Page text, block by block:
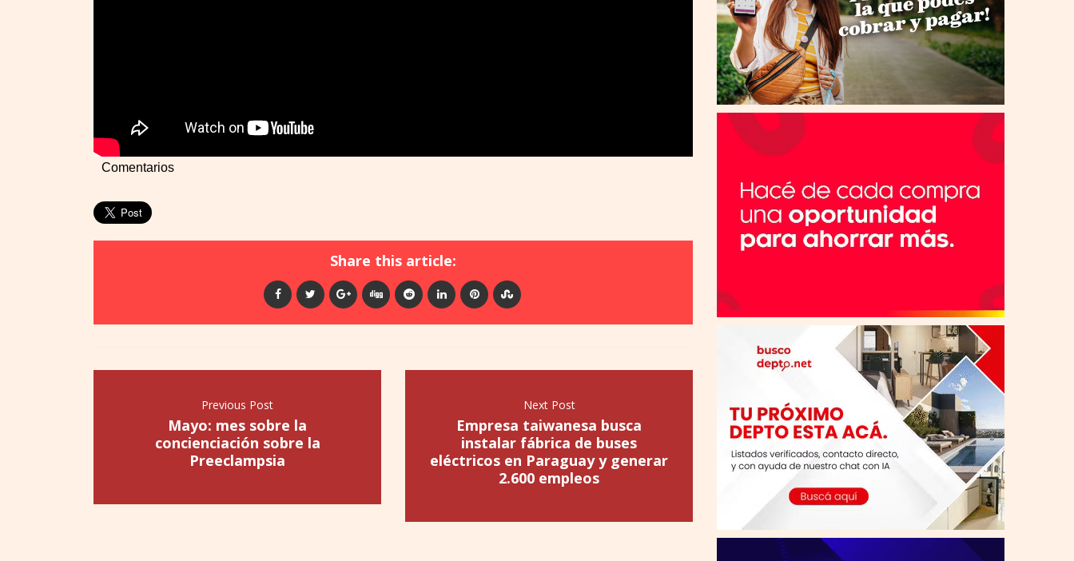
Comentarios
Share this article:
Previous Post
Mayo: mes sobre la
concienciación sobre la
Preeclampsia
Next Post
Empresa taiwanesa busca
instalar fábrica de buses
eléctricos en Paraguay y generar
2.600 empleos